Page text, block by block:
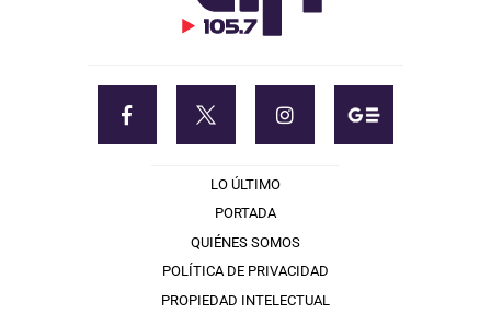
LO ÚLTIMO
PORTADA
QUIÉNES SOMOS
POLÍTICA DE PRIVACIDAD
PROPIEDAD INTELECTUAL